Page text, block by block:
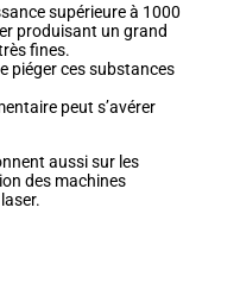
supérieure à 1000
produisant un grand
fines.
piéger ces substances
peut s’avérer
aussi sur les
des machines